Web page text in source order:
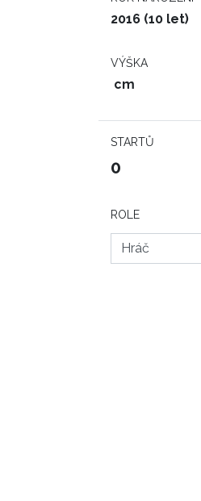
2016 (10 let)
VÝŠKA
cm
STARTŮ
0
ROLE